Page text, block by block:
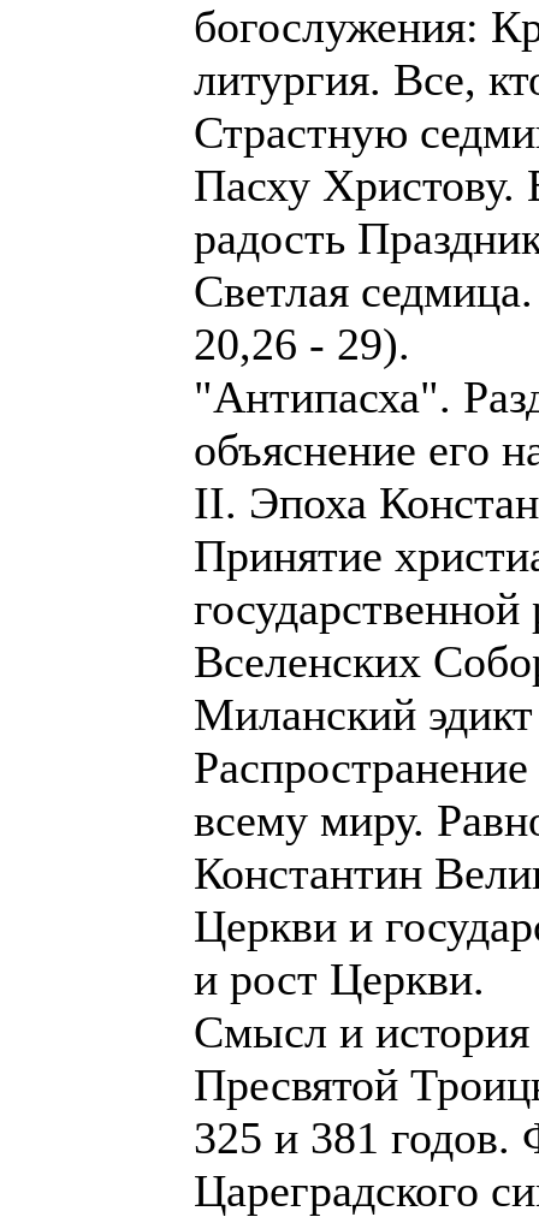
богослужения:
литургия. Все,
Страстную
Пасху
радость
Светлая
20,26 - 29).
"Антипасха".
объяснение его
II. Эпоха
Принятие
Вселенских
Миланский
всему миру.
Константин
Церкви и
и рост Церкви.
Смысл и
Пресвятой
325 и 381
Цареградского